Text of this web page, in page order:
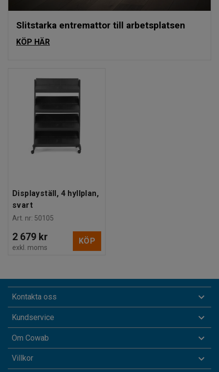
Slitstarka entremattor till arbetsplatsen
KÖP HÄR
Displayställ, 4 hyllplan,
svart
Art. nr: 50105
2 679 kr
exkl. moms
KÖP
Kontakta oss
Kundservice
Om Cowab
Villkor